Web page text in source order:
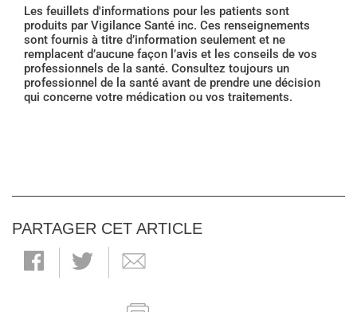
Les feuillets d'informations pour les patients sont
produits par Vigilance Santé inc. Ces renseignements
sont fournis à titre d’information seulement et ne
remplacent d’aucune façon l’avis et les conseils de vos
professionnels de la santé. Consultez toujours un
professionnel de la santé avant de prendre une décision
qui concerne votre médication ou vos traitements.
PARTAGER CET ARTICLE